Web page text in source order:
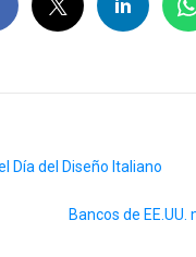
Día del Diseño Italiano
Bancos de